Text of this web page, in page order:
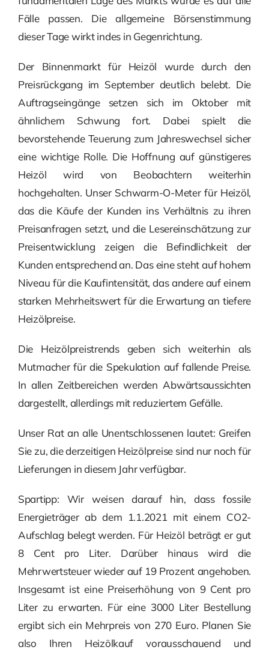
Fälle passen. Die allgemeine Börsenstimmung
dieser Tage wirkt indes in Gegenrichtung.
Der Binnenmarkt für Heizöl wurde durch den
Preisrückgang im September deutlich belebt. Die
Auftragseingänge setzen sich im Oktober mit
ähnlichem Schwung fort. Dabei spielt die
bevorstehende Teuerung zum Jahreswechsel sicher
eine wichtige Rolle. Die Hoffnung auf günstigeres
Heizöl wird von Beobachtern weiterhin
hochgehalten. Unser Schwarm-O-Meter für Heizöl,
das die Käufe der Kunden ins Verhältnis zu ihren
Preisanfragen setzt, und die Lesereinschätzung zur
Preisentwicklung zeigen die Befindlichkeit der
Kunden entsprechend an. Das eine steht auf hohem
Niveau für die Kaufintensität, das andere auf einem
starken Mehrheitswert für die Erwartung an tiefere
Heizölpreise.
Die Heizölpreistrends geben sich weiterhin als
Mutmacher für die Spekulation auf fallende Preise.
In allen Zeitbereichen werden Abwärtsaussichten
dargestellt, allerdings mit reduziertem Gefälle.
Unser Rat an alle Unentschlossenen lautet: Greifen
Sie zu, die derzeitigen Heizölpreise sind nur noch für
Lieferungen in diesem Jahr verfügbar.
Spartipp: Wir weisen darauf hin, dass fossile
Energieträger ab dem 1.1.2021 mit einem CO2-
Aufschlag belegt werden. Für Heizöl beträgt er gut
8 Cent pro Liter. Darüber hinaus wird die
Mehrwertsteuer wieder auf 19 Prozent angehoben.
Insgesamt ist eine Preiserhöhung von 9 Cent pro
Liter zu erwarten. Für eine 3000 Liter Bestellung
ergibt sich ein Mehrpreis von 270 Euro. Planen Sie
also Ihren Heizölkauf vorausschauend und